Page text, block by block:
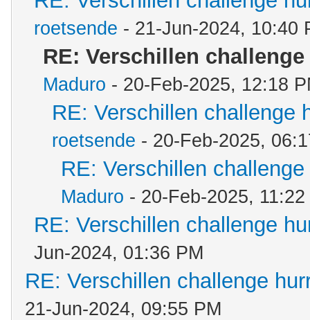
roetsende - 21-Jun-2024, 10:40
RE: Verschillen
Maduro - 20-Feb-2025, 12:18
RE: Verschillen challenge
roetsende - 20-Feb-2025,
RE: Verschillen
Maduro - 20-Feb-2025, 11:22
RE: Verschillen challenge
Jun-2024, 01:36 PM
RE: Verschillen challenge
21-Jun-2024, 09:55 PM